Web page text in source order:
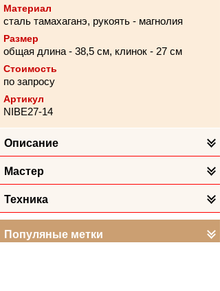
Материал
сталь тамахаганэ, рукоять - магнолия
Размер
общая длина - 38,5 см, клинок - 27 см
Стоимость
по запросу
Артикул
NIBE27-14
Описание
Мастер
Техника
Популяные метки